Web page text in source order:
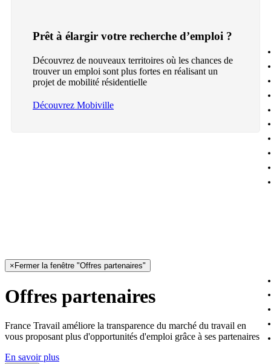
Prêt à élargir votre recherche d’emploi ?
Découvrez de nouveaux territoires où les chances de
trouver un emploi sont plus fortes en réalisant un
projet de mobilité résidentielle
Découvrez Mobiville
× Fermer la fenêtre "Offres partenaires"
Offres partenaires
France Travail améliore la transparence du marché du travail en
vous proposant plus d'opportunités d'emploi grâce à ses partenaires
En savoir plus